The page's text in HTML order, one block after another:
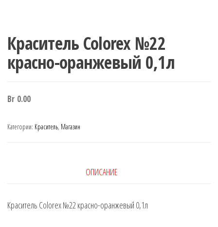
Краситель Colorex №22
красно-оранжевый 0,1л
Br 0.00
Категории: Краситель, Магазин
ОПИСАНИЕ
Краситель Colorex №22 красно-оранжевый 0,1л